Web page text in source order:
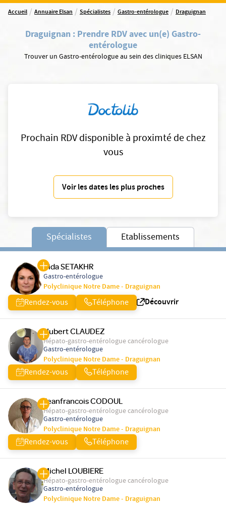
Accueil / Annuaire Elsan / Spécialistes / Gastro-entérologue / Draguignan
Draguignan : Prendre RDV avec un(e) Gastro-
entérologue
Trouver un Gastro-entérologue au sein des cliniques ELSAN
Prochain RDV disponible à proximté de chez
vous
Voir les dates les plus proches
Spécialistes Etablissements
Vida SETAKHR
Gastro-entérologue
Polyclinique Notre Dame - Draguignan
Rendez-vous Téléphone Découvrir
Hubert CLAUDEZ
Hépato-gastro-entérologue cancérologue
Gastro-entérologue
Polyclinique Notre Dame - Draguignan
Rendez-vous Téléphone
Jeanfrancois CODOUL
Hépato-gastro-entérologue cancérologue
Gastro-entérologue
Polyclinique Notre Dame - Draguignan
Rendez-vous Téléphone
Michel LOUBIERE
Hépato-gastro-entérologue cancérologue
Gastro-entérologue
Polyclinique Notre Dame - Draguignan